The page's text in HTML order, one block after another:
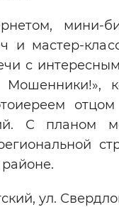
мини-
мастер-
с
С планом
ул.